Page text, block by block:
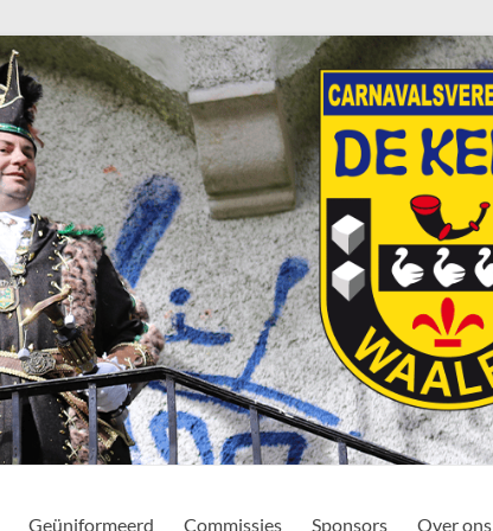
Geüniformeerd Commissies Sponsors Over ons